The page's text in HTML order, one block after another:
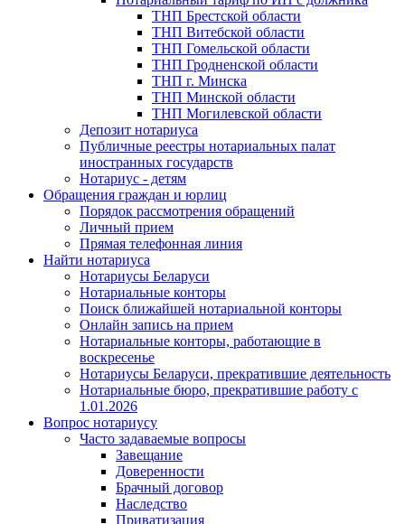
ТНП Брестской области
ТНП Витебской области
ТНП Гомельской области
ТНП Гродненской области
ТНП г. Минска
ТНП Минской области
ТНП Могилевской области
Депозит нотариуса
Публичные реестры нотариальных палат
иностранных государств
Нотариус - детям
Обращения граждан и юрлиц
Порядок рассмотрения обращений
Личный прием
Прямая телефонная линия
Найти нотариуса
Нотариусы Беларуси
Нотариальные конторы
Поиск ближайшей нотариальной конторы
Онлайн запись на прием
Нотариальные конторы, работающие в
воскресенье
Нотариусы Беларуси, прекратившие деятельность
Нотариальные бюро, прекратившие работу с
1.01.2026
Вопрос нотариусу
Часто задаваемые вопросы
Завещание
Доверенности
Брачный договор
Наследство
Приватизация